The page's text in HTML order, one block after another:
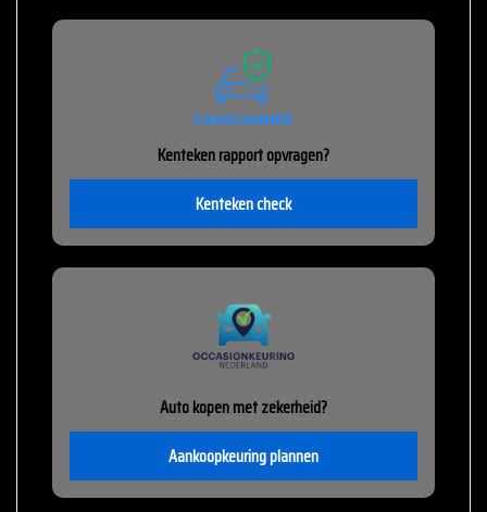
Kenteken rapport opvragen?
Kenteken check
Auto kopen met zekerheid?
Aankoopkeuring plannen